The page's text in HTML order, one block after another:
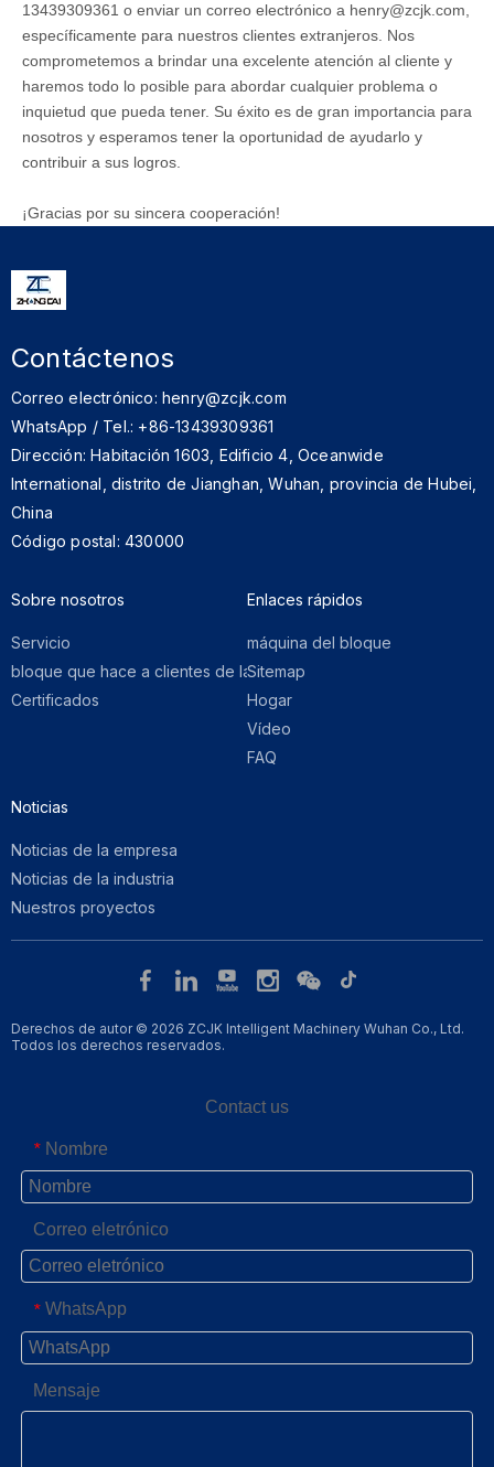
13439309361 o enviar un correo electrónico a henry@zcjk.com
específicamente para nuestros clientes extranjeros. Nos
comprometemos a brindar una excelente atención al cliente y
haremos todo lo posible para abordar cualquier problema o
inquietud que pueda tener. Su éxito es de gran importancia para
nosotros y esperamos tener la oportunidad de ayudarlo y
contribuir a sus logros.
¡Gracias por su sincera cooperación!
Contáctenos
Correo electrónico: henry@zcjk.com
WhatsApp / Tel.: +86-13439309361
Dirección: Habitación 1603, Edificio 4, Oceanwide
International, distrito de Jianghan, Wuhan, provincia de Hubei,
China
Código postal: 430000
Sobre nosotros​​​​​​​
Servicio
bloque que hace a clientes de la máquina
Certificados
Enlaces rápidos​​​​​​​
máquina del bloque
Sitemap
Hogar
Vídeo
FAQ
Noticias
Noticias de la empresa
Noticias de la industria
Nuestros proyectos
Derechos de autor © 2026 ZCJK Intelligent Machinery Wuhan Co., Ltd.
Todos los derechos reservados.
Contact us
* Nombre
Correo eletrónico
* WhatsApp
Mensaje